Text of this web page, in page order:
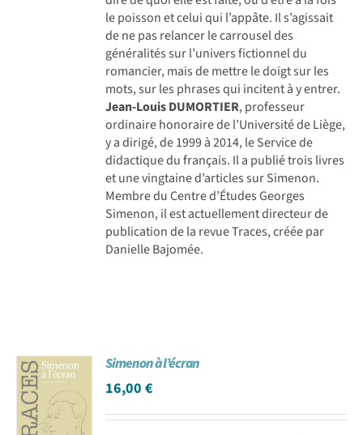
le poisson et celui qui l’appâte. Il s’agissait
de ne pas relancer le carrousel des
généralités sur l’univers fictionnel du
romancier, mais de mettre le doigt sur les
mots, sur les phrases qui incitent à y entrer.
Jean-Louis DUMORTIER, professeur
ordinaire honoraire de l’Université de Liège,
y a dirigé, de 1999 à 2014, le Service de
didactique du français. Il a publié trois livres
et une vingtaine d’articles sur Simenon.
Membre du Centre d’Études Georges
Simenon, il est actuellement directeur de
publication de la revue Traces, créée par
Danielle Bajomée.
Simenon à l’écran
16,00€